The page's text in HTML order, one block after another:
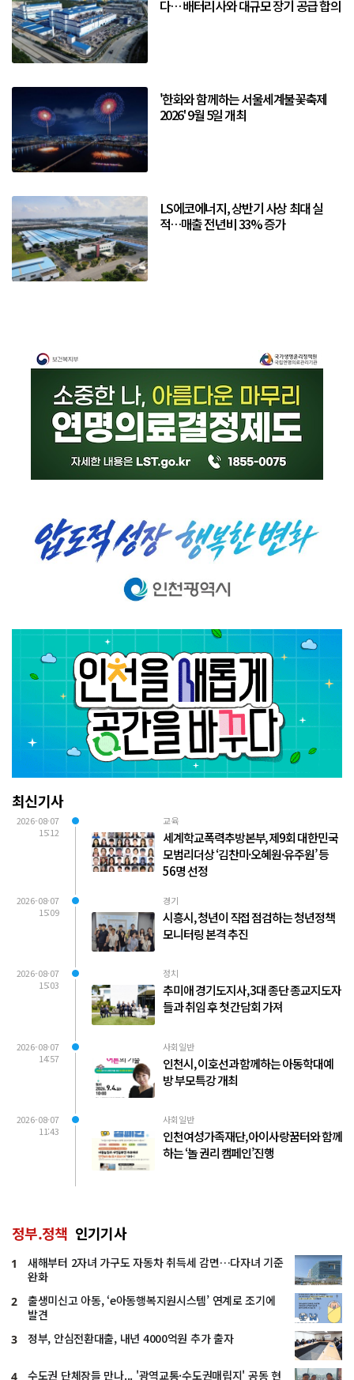
다… 배터리사와 대규모 장기 공급 합의
'한화와 함께하는 서울세계불꽃축제
2026' 9월 5일 개최
LS에코에너지, 상반기 사상 최대 실
적…매출 전년비 33% 증가
최신기사
2026-08-07
15:12
교육
세계학교폭력추방본부, 제9회 대한민국
모범리더상 ‘김찬미·오혜원·유주원’ 등
56명 선정
2026-08-07
15:09
경기
시흥시, 청년이 직접 점검하는 청년정책
모니터링 본격 추진
2026-08-07
15:03
정치
추미애 경기도지사, 3대 종단 종교지도자
들과 취임 후 첫 간담회 가져
2026-08-07
14:57
사회일반
인천시, 이호선과 함께하는 아동학대예
방 부모특강 개최
2026-08-07
11:43
사회일반
인천여성가족재단, 아이사랑꿈터와 함께
하는 ‘놀 권리 캠페인’진행
정부.정책 인기기사
1
새해부터 2자녀 가구도 자동차 취득세 감면…다자녀 기준
완화
2
출생미신고 아동, ‘e아동행복지원시스템’ 연계로 조기에
발견
3 정부, 안심전환대출, 내년 4000억원 추가 출자
4 수도권 단체장들 만나... '광역교통·수도권매립지' 공동 현